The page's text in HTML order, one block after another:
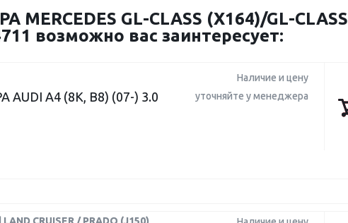
GL-CLASS (X164)/GL-CLASS
возможно вас заинтересует:
A4 (8K, B8) (07-) 3.0
Наличие и цену
уточняйте у менеджера